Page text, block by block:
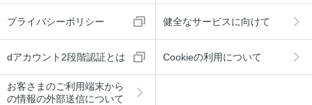
プライバシーポリシー 健全なサービスに向けて
dアカウント2段階認証とは Cookieの利用について
お客さまのご利用端末から
の情報の外部送信について